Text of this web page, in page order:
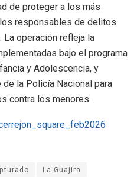
de proteger a los más
responsables de delitos
La operación refleja la
bajo el programa
y Adolescencia, y
la Policía Nacional para
contra los menores.
La Guajira